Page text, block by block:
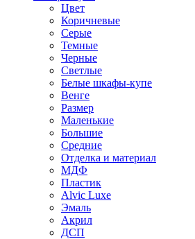
Цвет
Коричневые
Серые
Темные
Черные
Светлые
Белые шкафы-купе
Венге
Размер
Маленькие
Большие
Средние
Отделка и материал
МДФ
Пластик
Alvic Luxe
Эмаль
Акрил
ДСП